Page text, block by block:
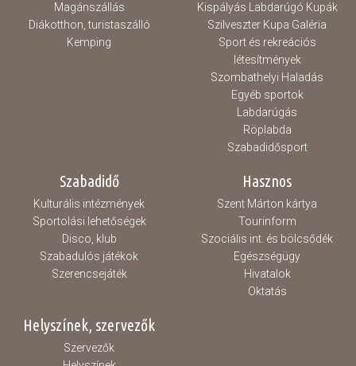
Magánszállás
Diákotthon, turistaszálló
Kemping
Kispályás Labdarúgó Kupák
Szilveszter Kupa Galéria
Sport és rekreációs
létesítmények
Szombathelyi Haladás
Egyéb sportok
Labdarúgás
Röplabda
Szabadidősport
Szabadidő
Kulturális intézmények
Sportolási lehetőségek
Disco, klub
Szabadulós játékok
Szerencsejáték
Hasznos
Szent Márton kártya
Tourinform
Szociális int. és bölcsődék
Egészségügy
Hivatalok
Oktatás
Helyszínek, szervezők
Szervezők